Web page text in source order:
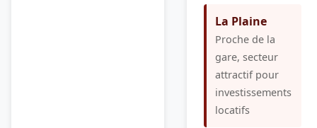
La Plaine
Proche de la
gare, secteur
attractif pour
investissements
locatifs